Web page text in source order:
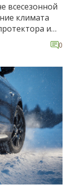
всесезонной
климата
и
0